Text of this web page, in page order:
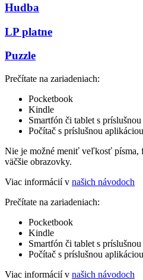
Hudba
LP platne
Puzzle
Prečítate na zariadeniach:
Pocketbook
Kindle
Smartfón či tablet s
Počítač s príslušnou aplikáciou
Nie je možné meniť veľkosť písma,
väčšie obrazovky.
Viac informácií v našich návodoch
Prečítate na zariadeniach:
Pocketbook
Kindle
Smartfón či tablet s
Počítač s príslušnou aplikáciou
Viac informácií v našich návodoch